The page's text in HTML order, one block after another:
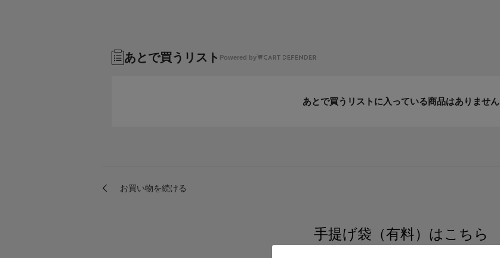
あとで買うリスト Powered by
あとで買うリストに入っている商品はありません
手提げ袋（有料）はこちら